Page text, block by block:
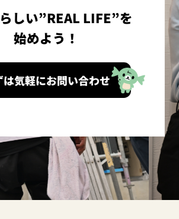
しい”REAL LIFE”を
始めよう！
は気軽にお問い合わせ